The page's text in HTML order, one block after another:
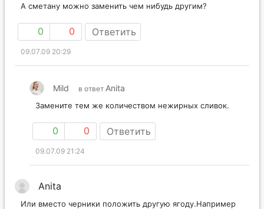
А сметану можно заменить чем нибудь другим?
0 0 Ответить
09.07.09 20:29
Mild в ответ Anita
Замените тем же количеством нежирных сливок.
0 0 Ответить
09.07.09 21:24
Anita
Или вместо черники положить другую ягоду.Например